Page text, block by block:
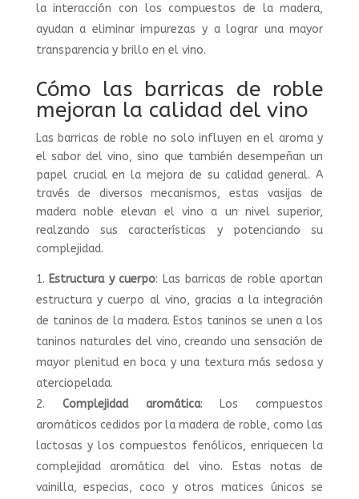
la interacción con los compuestos de la madera,
ayudan a eliminar impurezas y a lograr una mayor
transparencia y brillo en el vino.
Cómo las barricas de roble
mejoran la calidad del vino
Las barricas de roble no solo influyen en el aroma y
el sabor del vino, sino que también desempeñan un
papel crucial en la mejora de su calidad general. A
través de diversos mecanismos, estas vasijas de
madera noble elevan el vino a un nivel superior,
realzando sus características y potenciando su
complejidad.
Estructura y cuerpo: Las barricas de roble aportan
estructura y cuerpo al vino, gracias a la integración
de taninos de la madera. Estos taninos se unen a los
taninos naturales del vino, creando una sensación de
mayor plenitud en boca y una textura más sedosa y
aterciopelada.
Complejidad aromática: Los compuestos
aromáticos cedidos por la madera de roble, como las
lactosas y los compuestos fenólicos, enriquecen la
complejidad aromática del vino. Estas notas de
vainilla, especias, coco y otros matices únicos se